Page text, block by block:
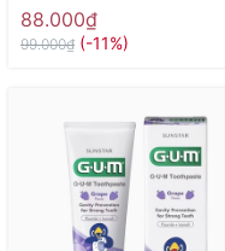
tuổi 70g ( hương bạc hà) -
Hàng Nhật nội địa
88.000₫
99.000₫ (-11%)